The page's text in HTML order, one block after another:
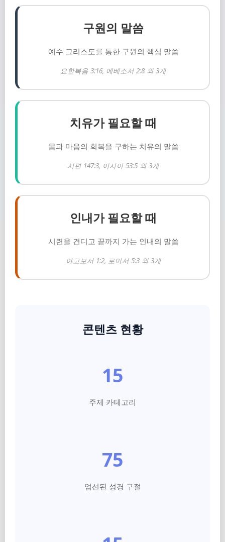
구원의 말씀
예수 그리스도를 통한 구원의 핵심 말씀
요한복음 3:16, 에베소서 2:8 외 3개
치유가 필요할 때
몸과 마음의 회복을 구하는 치유의 말씀
시편 147:3, 이사야 53:5 외 3개
인내가 필요할 때
시련을 견디고 끝까지 가는 인내의 말씀
야고보서 1:2, 로마서 5:3 외 3개
콘텐츠 현황
15
주제 카테고리
75
엄선된 성경 구절